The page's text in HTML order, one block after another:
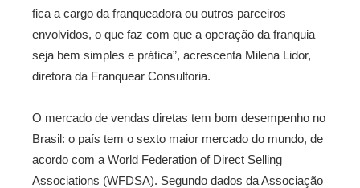
fica a cargo da franqueadora ou outros parceiros
envolvidos, o que faz com que a operação da franquia
seja bem simples e prática”, acrescenta Milena Lidor,
diretora da Franquear Consultoria.
O mercado de vendas diretas tem bom desempenho no
Brasil: o país tem o sexto maior mercado do mundo, de
acordo com a World Federation of Direct Selling
Associations (WFDSA). Segundo dados da Associação